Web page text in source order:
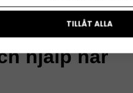
företaget utvecklas.
hjälp när
TILLÅT ALLA